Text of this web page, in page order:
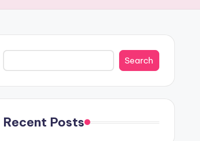
Search
Search
Recent Posts